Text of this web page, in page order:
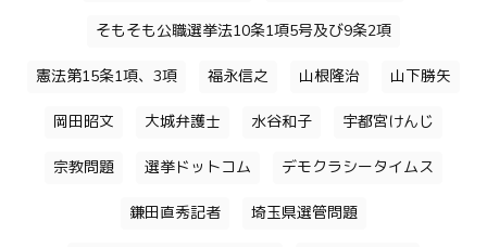
そもそも公職選挙法10条1項5号及び9条2項
憲法第15条1項、3項 福永信之 山根隆治 山下勝矢
岡田昭文 大城弁護士 水谷和子 宇都宮けんじ
宗教問題 選挙ドットコム デモクラシータイムス
鎌田直秀記者 埼玉県選管問題